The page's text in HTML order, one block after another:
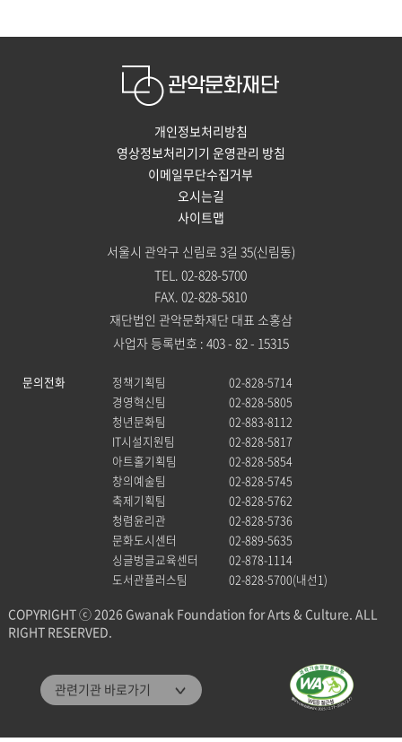
관련기관 바로가기
관악문화재단
관악구통합도서관
미디어센터관악
개인정보처리방침
영상정보처리기기 운영관리 방침
이메일무단수집거부
오시는길
사이트맵
서울시 관악구 신림로 3길 35(신림동)
TEL. 02-828-5700
FAX. 02-828-5810
재단법인 관악문화재단 대표 소홍삼
사업자 등록번호 : 403 - 82 - 15315
문의전화 정책기획팀
02-828-5714
경영혁신팀
02-828-5805
청년문화팀
02-883-8112
IT시설지원팀
02-828-5817
아트홀기획팀
02-828-5854
창의예술팀
02-828-5745
축제기획팀
02-828-5762
청렴윤리관
02-828-5736
문화도시센터
02-889-5635
싱글벙글교육센터
02-878-1114
도서관플러스팀
02-828-5700(내선1)
COPYRIGHT ⓒ 2026 Gwanak Foundation for Arts & Culture. ALL
RIGHT RESERVED.